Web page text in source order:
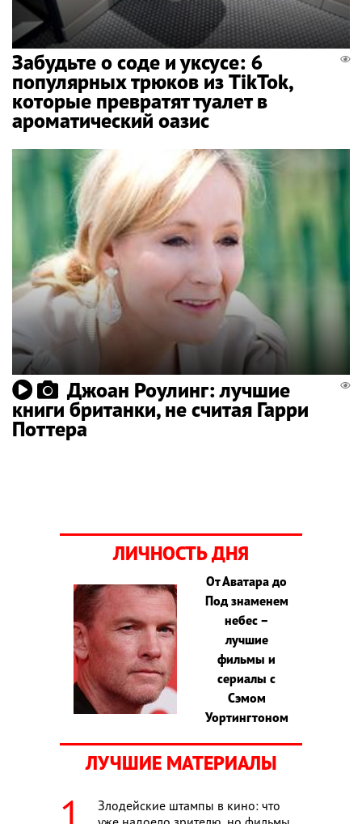
Забудьте о соде и уксусе: 6
популярных трюков из TikTok,
которые превратят туалет в
ароматический оазис
Джоан Роулинг: лучшие
книги британки, не считая Гарри
Поттера
ЛИЧНОСТЬ ДНЯ
От Аватара до
Под знаменем
небес –
лучшие
фильмы и
сериалы с
Сэмом
Уортингтоном
ЛУЧШИЕ МАТЕРИАЛЫ
Злодейские штампы в кино: что